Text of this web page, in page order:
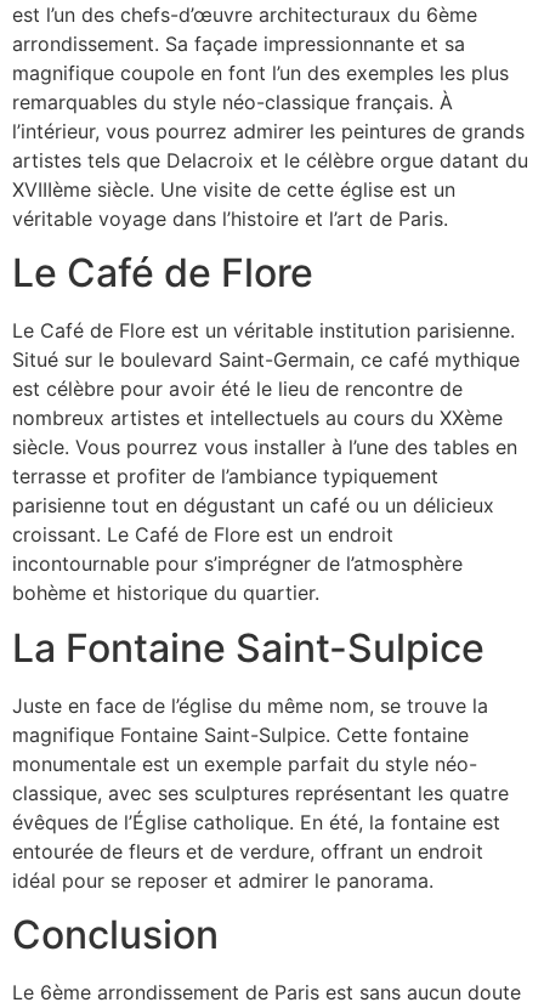
est l’un des chefs-d’œuvre architecturaux du 6ème
arrondissement. Sa façade impressionnante et sa
magnifique coupole en font l’un des exemples les plus
remarquables du style néo-classique français. À
l’intérieur, vous pourrez admirer les peintures de grands
artistes tels que Delacroix et le célèbre orgue datant du
XVIIIème siècle. Une visite de cette église est un
véritable voyage dans l’histoire et l’art de Paris.
Le Café de Flore
Le Café de Flore est un véritable institution parisienne.
Situé sur le boulevard Saint-Germain, ce café mythique
est célèbre pour avoir été le lieu de rencontre de
nombreux artistes et intellectuels au cours du XXème
siècle. Vous pourrez vous installer à l’une des tables en
terrasse et profiter de l’ambiance typiquement
parisienne tout en dégustant un café ou un délicieux
croissant. Le Café de Flore est un endroit
incontournable pour s’imprégner de l’atmosphère
bohème et historique du quartier.
La Fontaine Saint-Sulpice
Juste en face de l’église du même nom, se trouve la
magnifique Fontaine Saint-Sulpice. Cette fontaine
monumentale est un exemple parfait du style néo-
classique, avec ses sculptures représentant les quatre
évêques de l’Église catholique. En été, la fontaine est
entourée de fleurs et de verdure, offrant un endroit
idéal pour se reposer et admirer le panorama.
Conclusion
Le 6ème arrondissement de Paris est sans aucun doute